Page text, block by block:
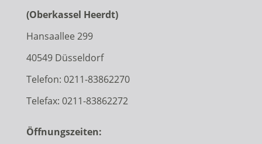
(Oberkassel Heerdt)
Hansaallee 299
40549 Düsseldorf
Telefon: 0211-83862270
Telefax: 0211-83862272
Öffnungszeiten: